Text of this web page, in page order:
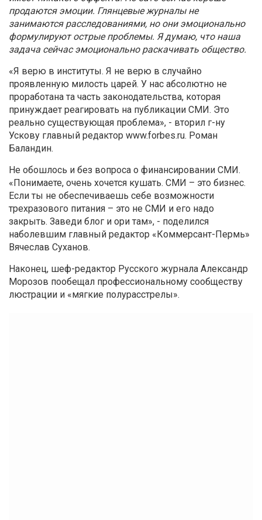
продаются эмоции. Глянцевые журналы не
занимаются расследованиями, но они эмоционально
формулируют острые проблемы. Я думаю, что наша
задача сейчас эмоционально раскачивать общество.
«Я верю в институты. Я не верю в случайно
проявленную милость царей. У нас абсолютно не
проработана та часть законодательства, которая
принуждает реагировать на публикации СМИ. Это
реально существующая проблема», - вторил г-ну
Ускову главный редактор www.forbes.ru. Роман
Баландин.
Не обошлось и без вопроса о финансировании СМИ.
«Понимаете, очень хочется кушать. СМИ – это бизнес.
Если ты не обеспечиваешь себе возможности
трехразового питания – это не СМИ и его надо
закрыть. Заведи блог и ори там», - поделился
наболевшим главный редактор «Коммерсант-Пермь»
Вячеслав Суханов.
Наконец, шеф-редактор Русского журнала Александр
Морозов пообещал профессиональному сообществу
люстрации и «мягкие полурасстрелы».